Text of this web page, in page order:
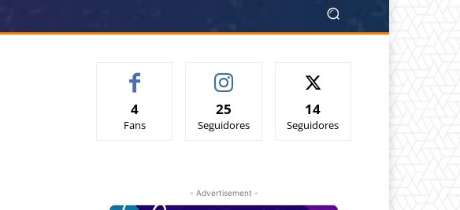
4
Fans
25
Seguidores
14
Seguidores
- Advertisement -